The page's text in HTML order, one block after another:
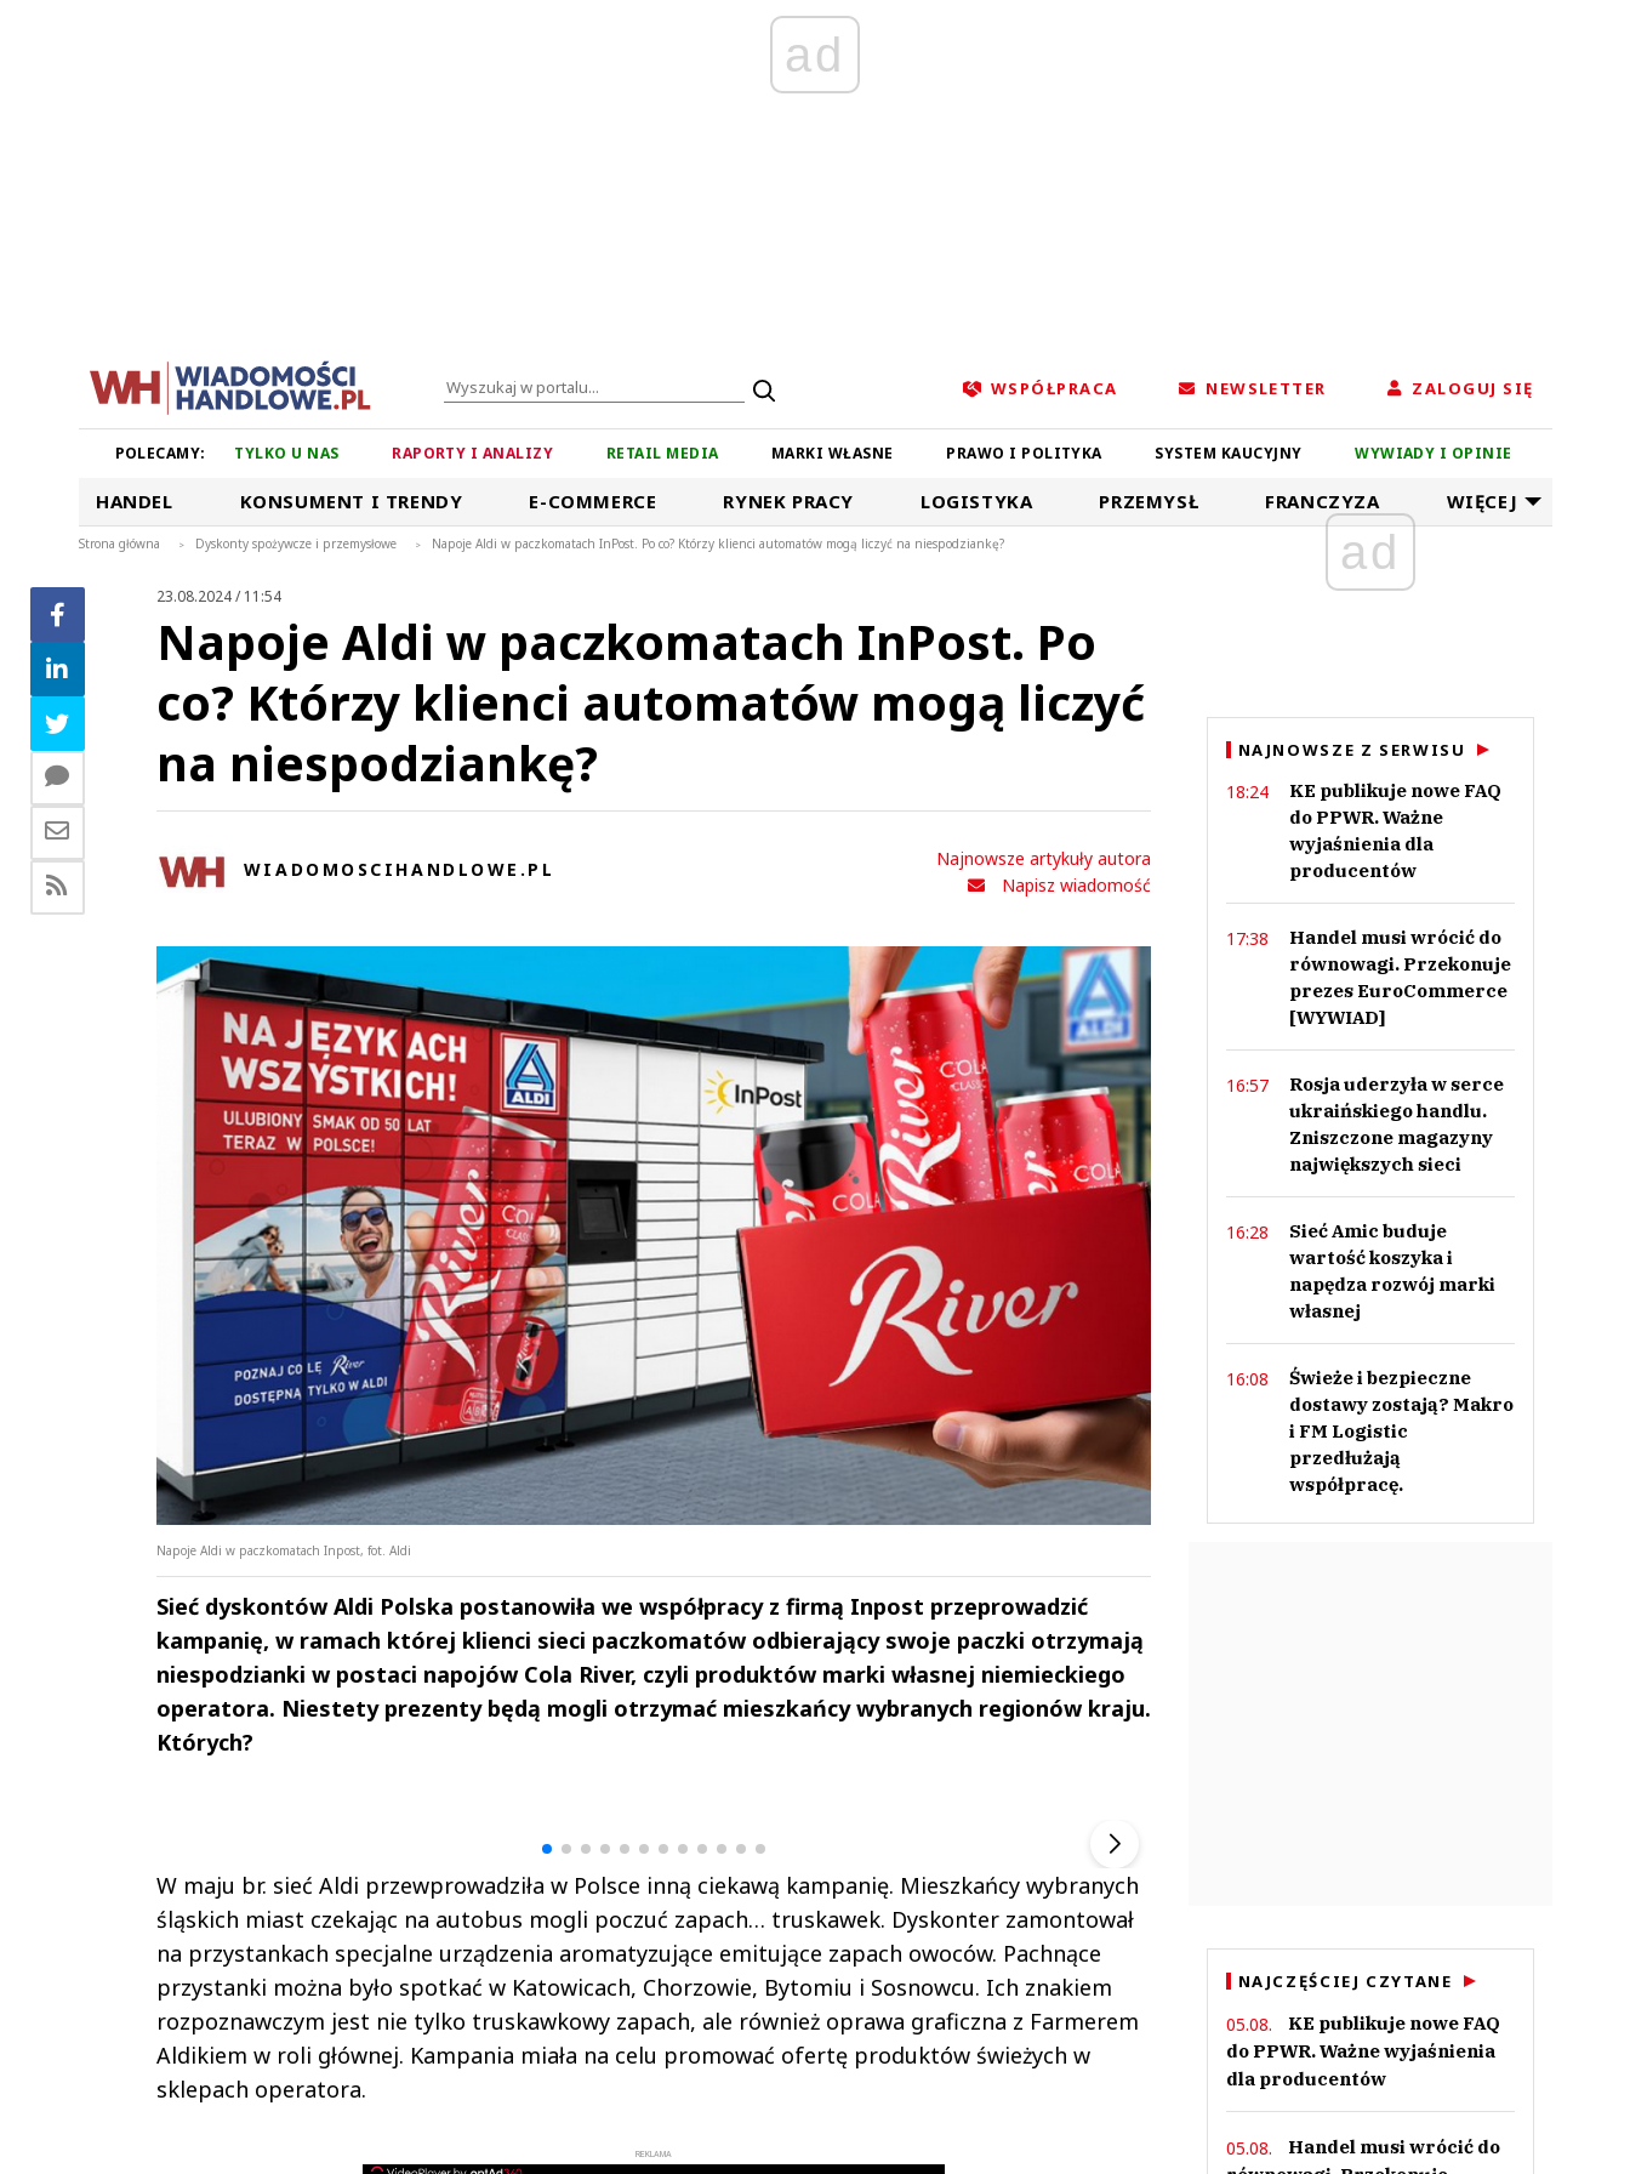
ad
WSPÓŁPRACA NEWSLETTER ZALOGUJ SIĘ
POLECAMY: TYLKO U NAS RAPORTY I ANALIZY RETAIL MEDIA MARKI WŁASNE PRAWO I POLITYKA SYSTEM KAUCYJNY WYWIADY I OPINIE
HANDEL KONSUMENT I TRENDY E-COMMERCE RYNEK PRACY LOGISTYKA PRZEMYSŁ FRANCZYZA WIĘCEJ
Strona główna > Dyskonty spożywcze i przemysłowe > Napoje Aldi w paczkomatach InPost. Po co? Którzy klienci automatów mogą liczyć na niespodziankę?
23.08.2024 / 11:54
Napoje Aldi w paczkomatach InPost. Po
co? Którzy klienci automatów mogą liczyć
na niespodziankę?
WIADOMOSCIHANDLOWE.PL
Najnowsze artykuły autora
Napisz wiadomość
Napoje Aldi w paczkomatach Inpost, fot. Aldi
Sieć dyskontów Aldi Polska postanowiła we współpracy z firmą Inpost przeprowadzić
kampanię, w ramach której klienci sieci paczkomatów odbierający swoje paczki otrzymają
niespodzianki w postaci napojów Cola River, czyli produktów marki własnej niemieckiego
operatora. Niestety prezenty będą mogli otrzymać mieszkańcy wybranych regionów kraju.
Których?
W maju br. sieć Aldi przewprowadziła w Polsce inną ciekawą kampanię. Mieszkańcy wybranych
śląskich miast czekając na autobus mogli poczuć zapach… truskawek. Dyskonter zamontował
na przystankach specjalne urządzenia aromatyzujące emitujące zapach owoców. Pachnące
przystanki można było spotkać w Katowicach, Chorzowie, Bytomiu i Sosnowcu. Ich znakiem
rozpoznawczym jest nie tylko truskawkowy zapach, ale również oprawa graficzna z Farmerem
Aldikiem w roli głównej. Kampania miała na celu promować ofertę produktów świeżych w
sklepach operatora.
REKLAMA
ad
NAJNOWSZE Z SERWISU
18:24
KE publikuje nowe FAQ
do PPWR. Ważne
wyjaśnienia dla
producentów
17:38
Handel musi wrócić do
równowagi. Przekonuje
prezes EuroCommerce
[WYWIAD]
16:57
Rosja uderzyła w serce
ukraińskiego handlu.
Zniszczone magazyny
największych sieci
16:28
Sieć Amic buduje
wartość koszyka i
napędza rozwój marki
własnej
16:08
Świeże i bezpieczne
dostawy zostają? Makro
i FM Logistic
przedłużają
współpracę.
NAJCZĘŚCIEJ CZYTANE
05.08.
KE publikuje nowe FAQ
do PPWR. Ważne wyjaśnienia
dla producentów
05.08.
Handel musi wrócić do